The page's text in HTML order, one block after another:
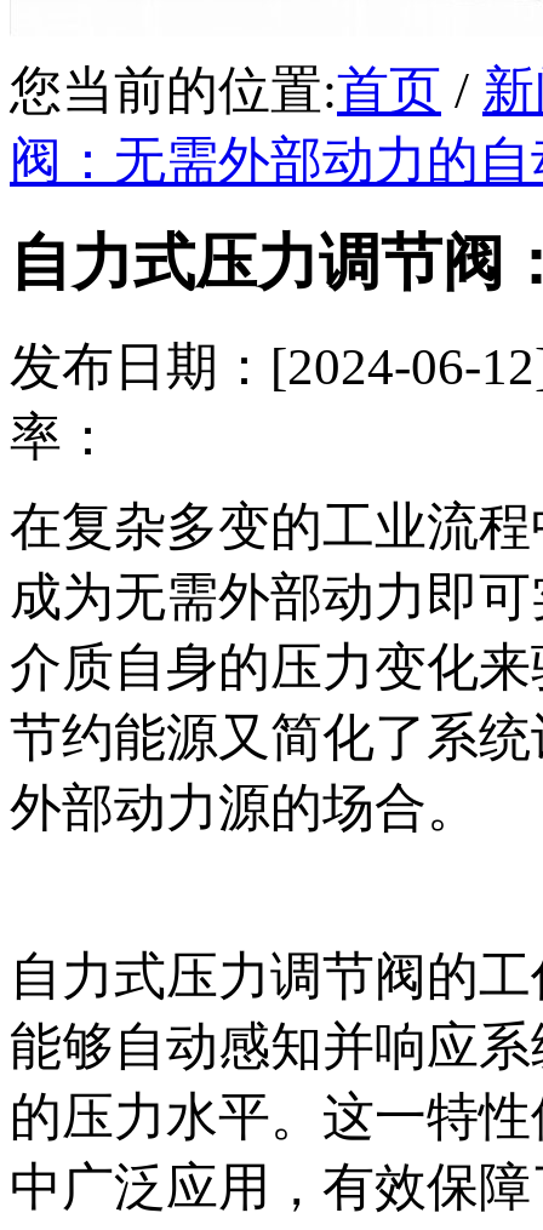
您当前的位置:首页 /
阀：无需外部动力的
自力式压力调节阀
发布日期：[2024-06-
率：
在复杂多变的工业流
成为无需外部动力即
介质自身的压力变化
节约能源又简化了系
外部动力源的场合。
自力式压力调节阀的
能够自动感知并响应
的压力水平。这一特
中广泛应用，有效保